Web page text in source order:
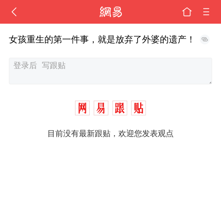
女孩重生的第一件事，就是放弃了外婆的遗产！
目前没有最新跟贴，欢迎您发表观点